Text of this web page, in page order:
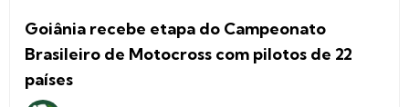
Goiânia recebe etapa do Campeonato
Brasileiro de Motocross com pilotos de 22
países